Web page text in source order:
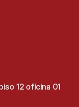
12 oficina 01